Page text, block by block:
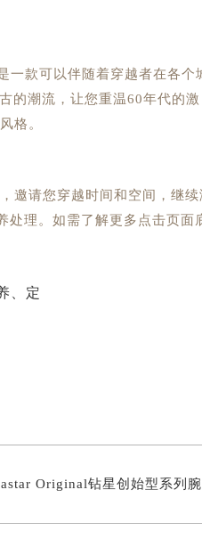
一款可以伴随着穿越者在各个
的潮流，让您重温60年代的激
格。
邀请您穿越时间和空间，继续
处理。如需了解更多点击页面
Original钻星创始型系列